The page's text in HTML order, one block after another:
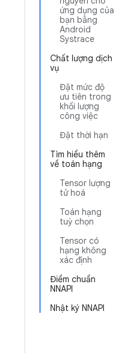
ứng dụng của
bạn bằng
Android
Systrace
Chất lượng dịch
vụ
Đặt mức độ
ưu tiên trong
khối lượng
công việc
Đặt thời hạn
Tìm hiểu thêm
về toán hạng
Tensor lượng
tử hoá
Toán hạng
tuỳ chọn
Tensor có
hạng không
xác định
Điểm chuẩn
NNAPI
Nhật ký NNAPI